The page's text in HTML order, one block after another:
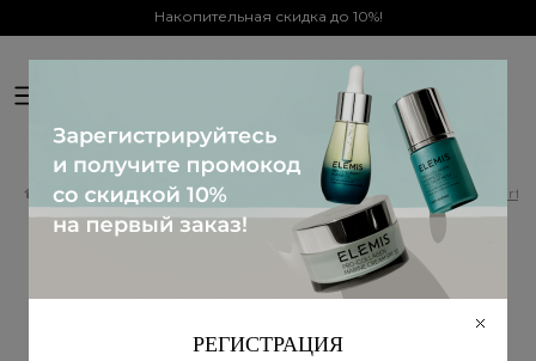
РЕГИСТРАЦИЯ
Накопительная скидка до 10%!
Официальный дистрибьютор в Украине
Все продукты ELEMIS ELEMIS Kit: The Dynamic
ELEMIS Kit: The Dynamic
Resurfacing Duo Skin Smoothing
& Refining - Идеальный дуэт для
шлифовки и осветления кожи